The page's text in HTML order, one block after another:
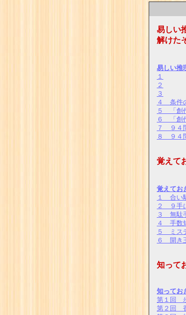
易しい
解けた
易しい
１
２
３
４ 条件
５ 「創
６ 「創
７ ９４
８ ９４
覚えて
覚えてお
１ 合い
２ ９手
３ 無駄
４ 手数
５ ミス
６ 開き
知って
知ってお
第１回
第２回